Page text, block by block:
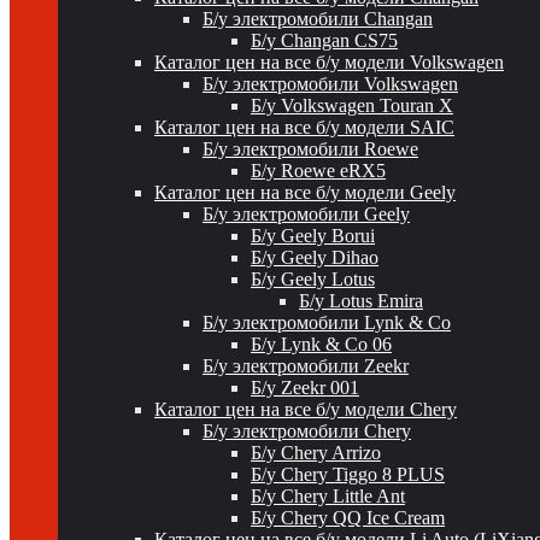
Б/у электромобили Changan
Б/у Changan CS75
Каталог цен на все б/у модели Volkswagen
Б/у электромобили Volkswagen
Б/у Volkswagen Touran X
Каталог цен на все б/у модели SAIC
Б/у электромобили Roewe
Б/у Roewe eRX5
Каталог цен на все б/у модели Geely
Б/у электромобили Geely
Б/у Geely Borui
Б/у Geely Dihao
Б/у Geely Lotus
Б/у Lotus Emira
Б/у электромобили Lynk & Co
Б/у Lynk & Co 06
Б/у электромобили Zeekr
Б/у Zeekr 001
Каталог цен на все б/у модели Chery
Б/у электромобили Chery
Б/у Chery Arrizo
Б/у Chery Tiggo 8 PLUS
Б/у Chery Little Ant
Б/у Chery QQ Ice Cream